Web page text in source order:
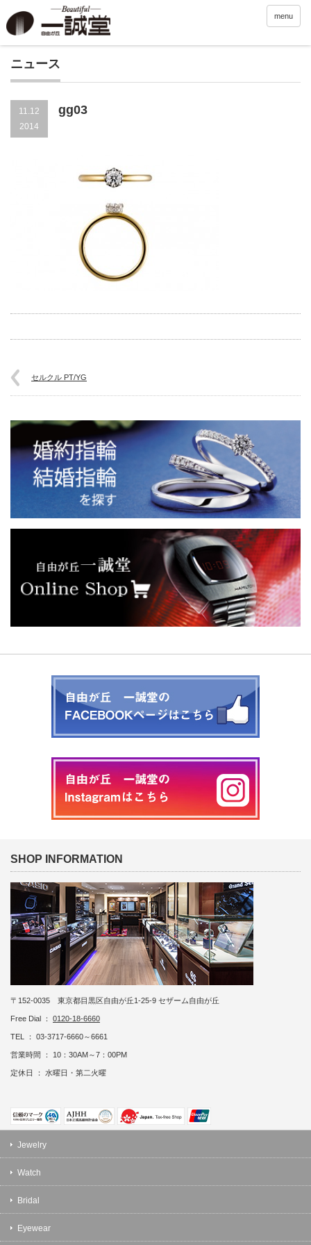
menu
ニュース
11.12
2014
gg03
セルクル PT/YG
SHOP INFORMATION
〒152-0035 東京都目黒区自由が丘1-25-9 セザーム自由が丘
Free Dial ： 0120-18-6660
TEL ： 03-3717-6660～6661
営業時間 ： 10：30AM～7：00PM
定休日 ： 水曜日・第二火曜
Jewelry
Watch
Bridal
Eyewear